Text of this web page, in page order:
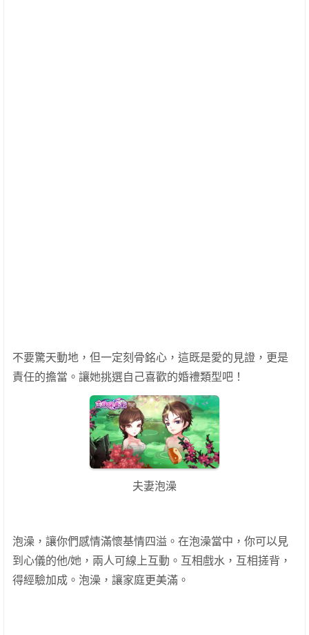
不要驚天動地，但一定刻骨銘心，這既是愛的見證，更是
責任的擔當。讓她挑選自己喜歡的婚禮類型吧！
夫妻泡澡
泡澡，讓你們感情滿懷基情四溢。在泡澡當中，你可以見
到心儀的他/她，兩人可線上互動。互相戲水，互相搓背，
得經驗加成。泡澡，讓家庭更美滿。